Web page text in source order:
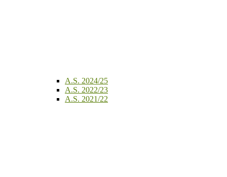
A.S. 2024/25
A.S. 2022/23
A.S. 2021/22